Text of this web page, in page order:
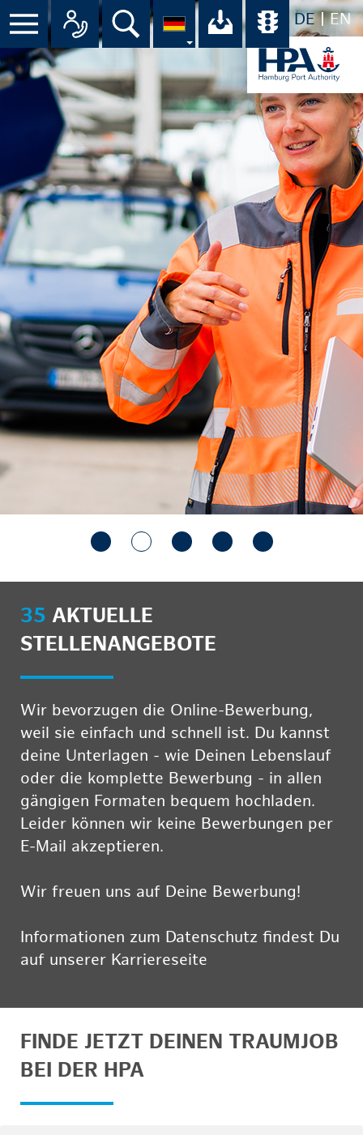
DE EN
Menü Alle Ansprechpartner im
Suche Ihr Download-
35 AKTUELLE
STELLENANGEBOTE
Wir bevorzugen die Online-Bewerbung,
weil sie einfach und schnell ist. Du kannst
deine Unterlagen - wie Deinen Lebenslauf
oder die komplette Bewerbung - in allen
gängigen Formaten bequem hochladen.
Leider können wir keine Bewerbungen per
E-Mail akzeptieren.
Wir freuen uns auf Deine Bewerbung!
Informationen zum Datenschutz findest Du
auf unserer Karriereseite
FINDE JETZT DEINEN TRAUMJOB
BEI DER HPA